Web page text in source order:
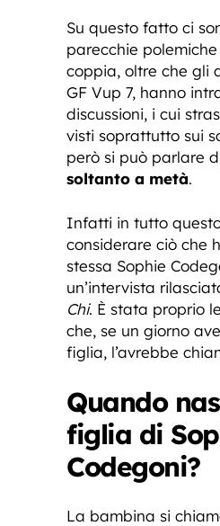
Su questo fatto ci
parecchie
coppia, oltre che gli
GF Vup 7, hanno
discussioni, i cui
visti soprattutto sui
però si può parlare
soltanto a metà.
Infatti in tutto
considerare ciò che
stessa Sophie
un’intervista
Chi. È stata proprio
che, se un giorno
figlia, l’avrebbe
Quando
figlia di
Codegoni?
La bambina si